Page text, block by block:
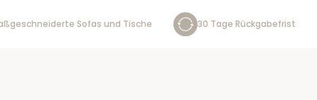
Sofas und Tische 30 Tage Rückgabefrist